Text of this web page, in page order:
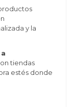
y la
tiendas
estés donde